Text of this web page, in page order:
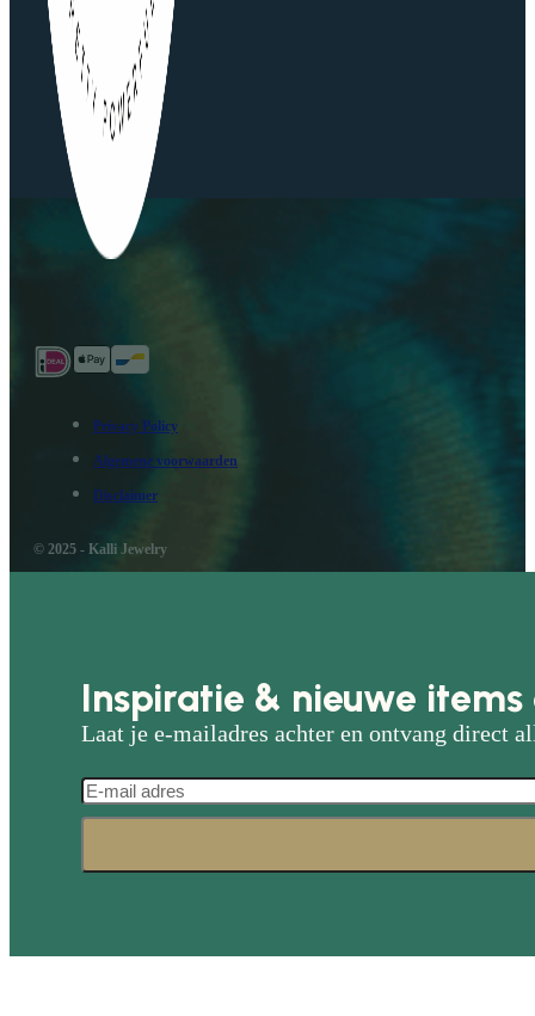
Privacy Policy
Algemene voorwaarden
Disclaimer
© 2025 - Kalli Jewelry
Inspiratie & nieuwe
Laat je e-mailadres achter en ontvang direct